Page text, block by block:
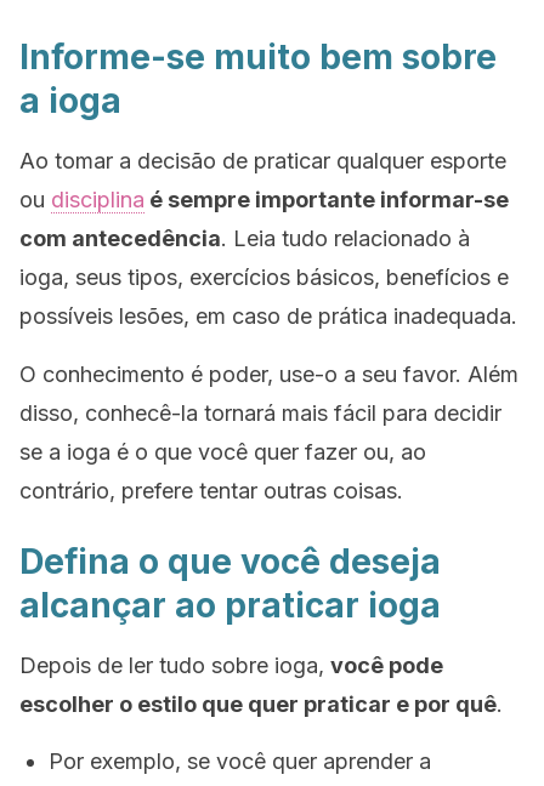
Informe-se muito bem sobre
a ioga
Ao tomar a decisão de praticar qualquer esporte
ou disciplina é sempre importante informar-se
com antecedência. Leia tudo relacionado à
ioga, seus tipos, exercícios básicos, benefícios e
possíveis lesões, em caso de prática inadequada.
O conhecimento é poder, use-o a seu favor. Além
disso, conhecê-la tornará mais fácil para decidir
se a ioga é o que você quer fazer ou, ao
contrário, prefere tentar outras coisas.
Defina o que você deseja
alcançar ao praticar ioga
Depois de ler tudo sobre ioga, você pode
escolher o estilo que quer praticar e por quê.
Por exemplo, se você quer aprender a